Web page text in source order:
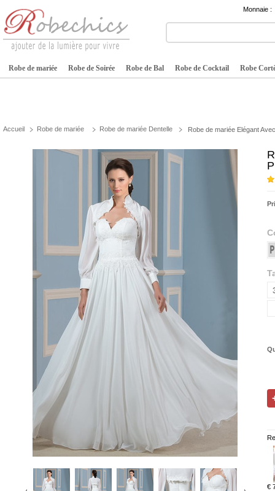
Monnaie :
Robe de mariée Robe de Soirée Robe de Bal Robe de Cocktail Robe
Accueil Robe de mariée Robe de mariée Dentelle Robe de mariée Elégant
€